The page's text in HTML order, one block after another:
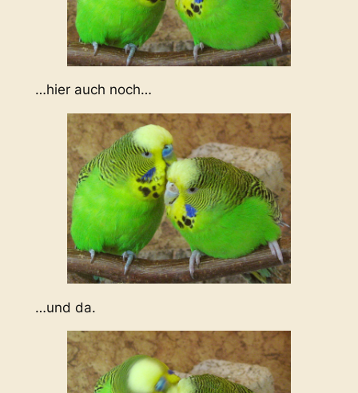
…hier auch noch…
…und da.